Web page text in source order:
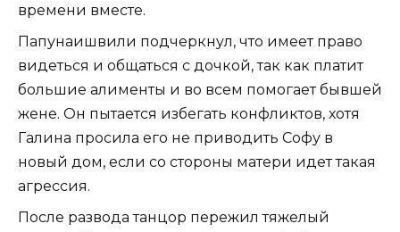
времени вместе.
Папунаишвили подчеркнул, что имеет право
видеться и общаться с дочкой, так как платит
большие алименты и во всем помогает бывшей
жене. Он пытается избегать конфликтов, хотя
Галина просила его не приводить Софу в
новый дом, если со стороны матери идет такая
агрессия.
После развода танцор пережил тяжелый